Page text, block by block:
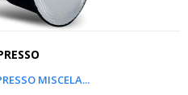
MISCELA...